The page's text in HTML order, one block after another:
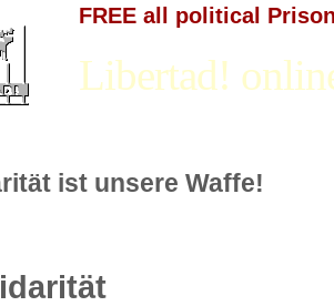
FREE all political
Libertad!
ist unsere Waffe!